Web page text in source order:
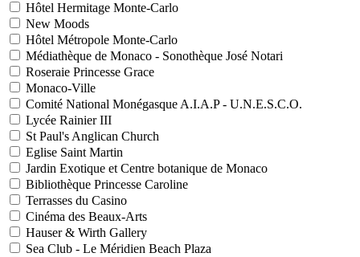
Hôtel Hermitage Monte-Carlo
New Moods
Hôtel Métropole Monte-Carlo
Médiathèque de Monaco - Sonothèque José Notari
Roseraie Princesse Grace
Monaco-Ville
Comité National Monégasque A.I.A.P - U.N.E.S.C.O.
Lycée Rainier III
St Paul's Anglican Church
Eglise Saint Martin
Jardin Exotique et Centre botanique de Monaco
Bibliothèque Princesse Caroline
Terrasses du Casino
Cinéma des Beaux-Arts
Hauser & Wirth Gallery
Sea Club - Le Méridien Beach Plaza